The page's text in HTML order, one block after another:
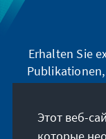
Erhalten Sie
Projekte
jetzt unseren
Этот веб-
которые